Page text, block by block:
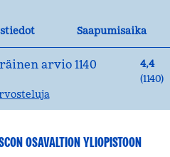
Saapumisaika
4,4
(1140)
OSAVALTION YLIOPISTOON